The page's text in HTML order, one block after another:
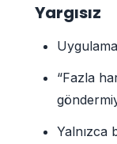
Yargısız
“Fazla
Yalnızca